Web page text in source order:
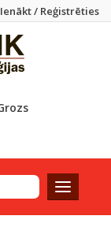
Ienākt / Reģistrēties
T
o
g